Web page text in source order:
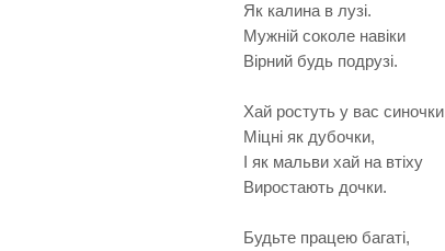
Як калина в лузі.
Мужній соколе навіки
Вірний будь подрузі.
Хай ростуть у вас синочки
Міцні як дубочки,
І як мальви хай на втіху
Виростають дочки.
Будьте працею багаті,